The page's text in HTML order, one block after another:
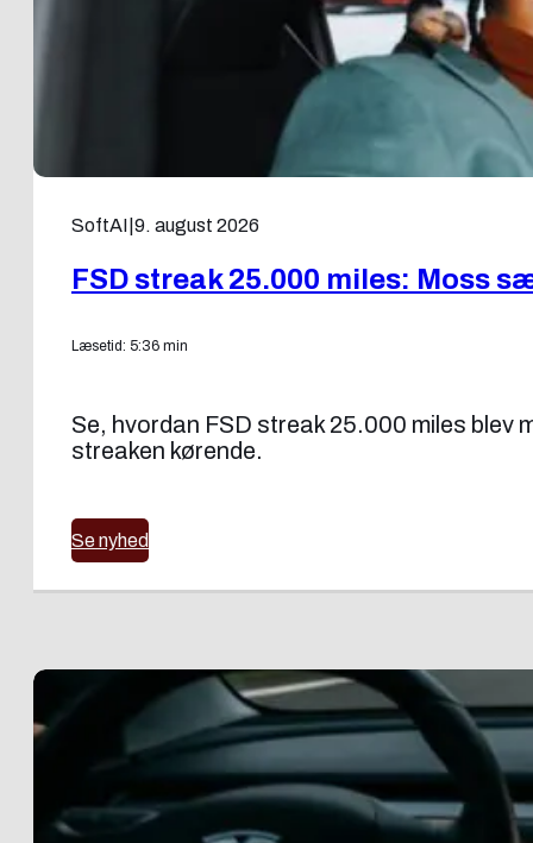
SoftAI 9. august 2026
FSD streak 25.000 miles: Moss
Læsetid: 5:36 min
Se, hvordan FSD streak 25.000 miles blev
streaken kørende.
Se nyhed